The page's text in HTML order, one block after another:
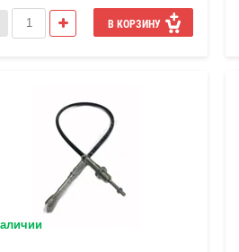
В КОРЗИНУ